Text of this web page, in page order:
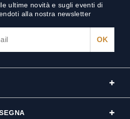
ultime novità e sugli eventi di
alla nostra newsletter